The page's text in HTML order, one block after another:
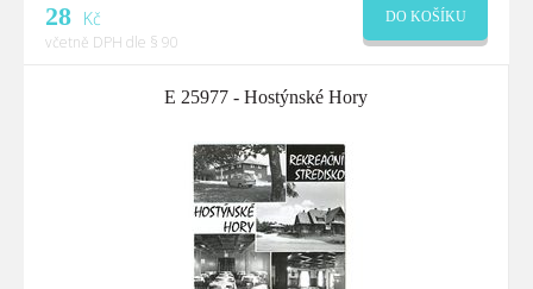
28 Kč
včetně DPH dle § 90
DO KOŠÍKU
E 25977 - Hostýnské Hory